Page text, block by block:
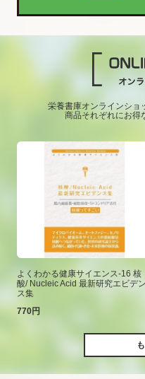
栄養書庫オンラインショ
商品それぞれにお得
よくわかる健康サイエンス-16 核
酸/ Nucleic Acid 最新研究エビデン
ス集
770円